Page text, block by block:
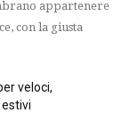
appartenere
con la giusta
veloci,